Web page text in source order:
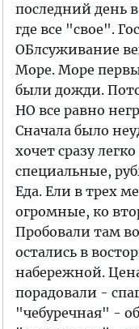
последний день
где все "свое".
ОБлсуживание
Море. Море
были дожди.
НО все равно
Сначала было
хочет сразу
специальные,
Еда. Ели в трех
огромные, ко
Пробовали там
остались в
набережной.
порадовали -
"чебуречная" -